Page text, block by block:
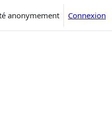
anonymement Connexion